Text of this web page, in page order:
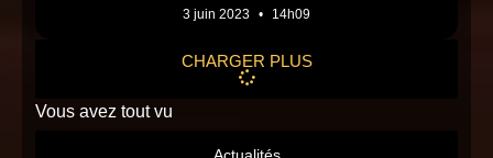
3 juin 2023 14h09
CHARGER PLUS
Vous avez tout vu